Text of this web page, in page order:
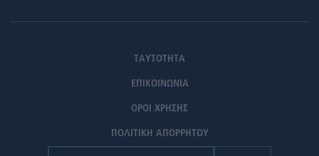
ΤΑΥΤΟΤΗΤΑ
ΕΠΙΚΟΙΝΩΝΙΑ
ΟΡΟΙ ΧΡΗΣΗΣ
ΠΟΛΙΤΙΚΗ ΑΠΟΡΡΗΤΟΥ